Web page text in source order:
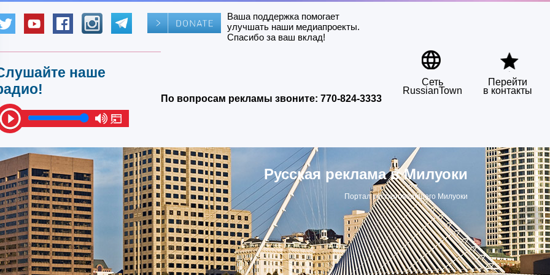
Ваша поддержка помогает
улучшать наши медиапроекты.
Спасибо за ваш вклад!
наше
По вопросам рекламы звоните: 770-824-3333
Сеть
RussianTown
Перейти
в контакты
Русская реклама в Милуоки
Портал русскоговорящего Милуоки
▶